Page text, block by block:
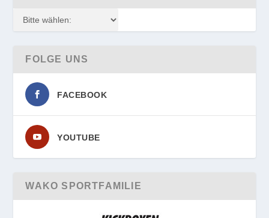
FOLGE UNS
FACEBOOK
YOUTUBE
WAKO SPORTFAMILIE